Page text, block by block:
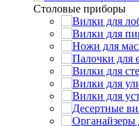
Cтоловые приборы